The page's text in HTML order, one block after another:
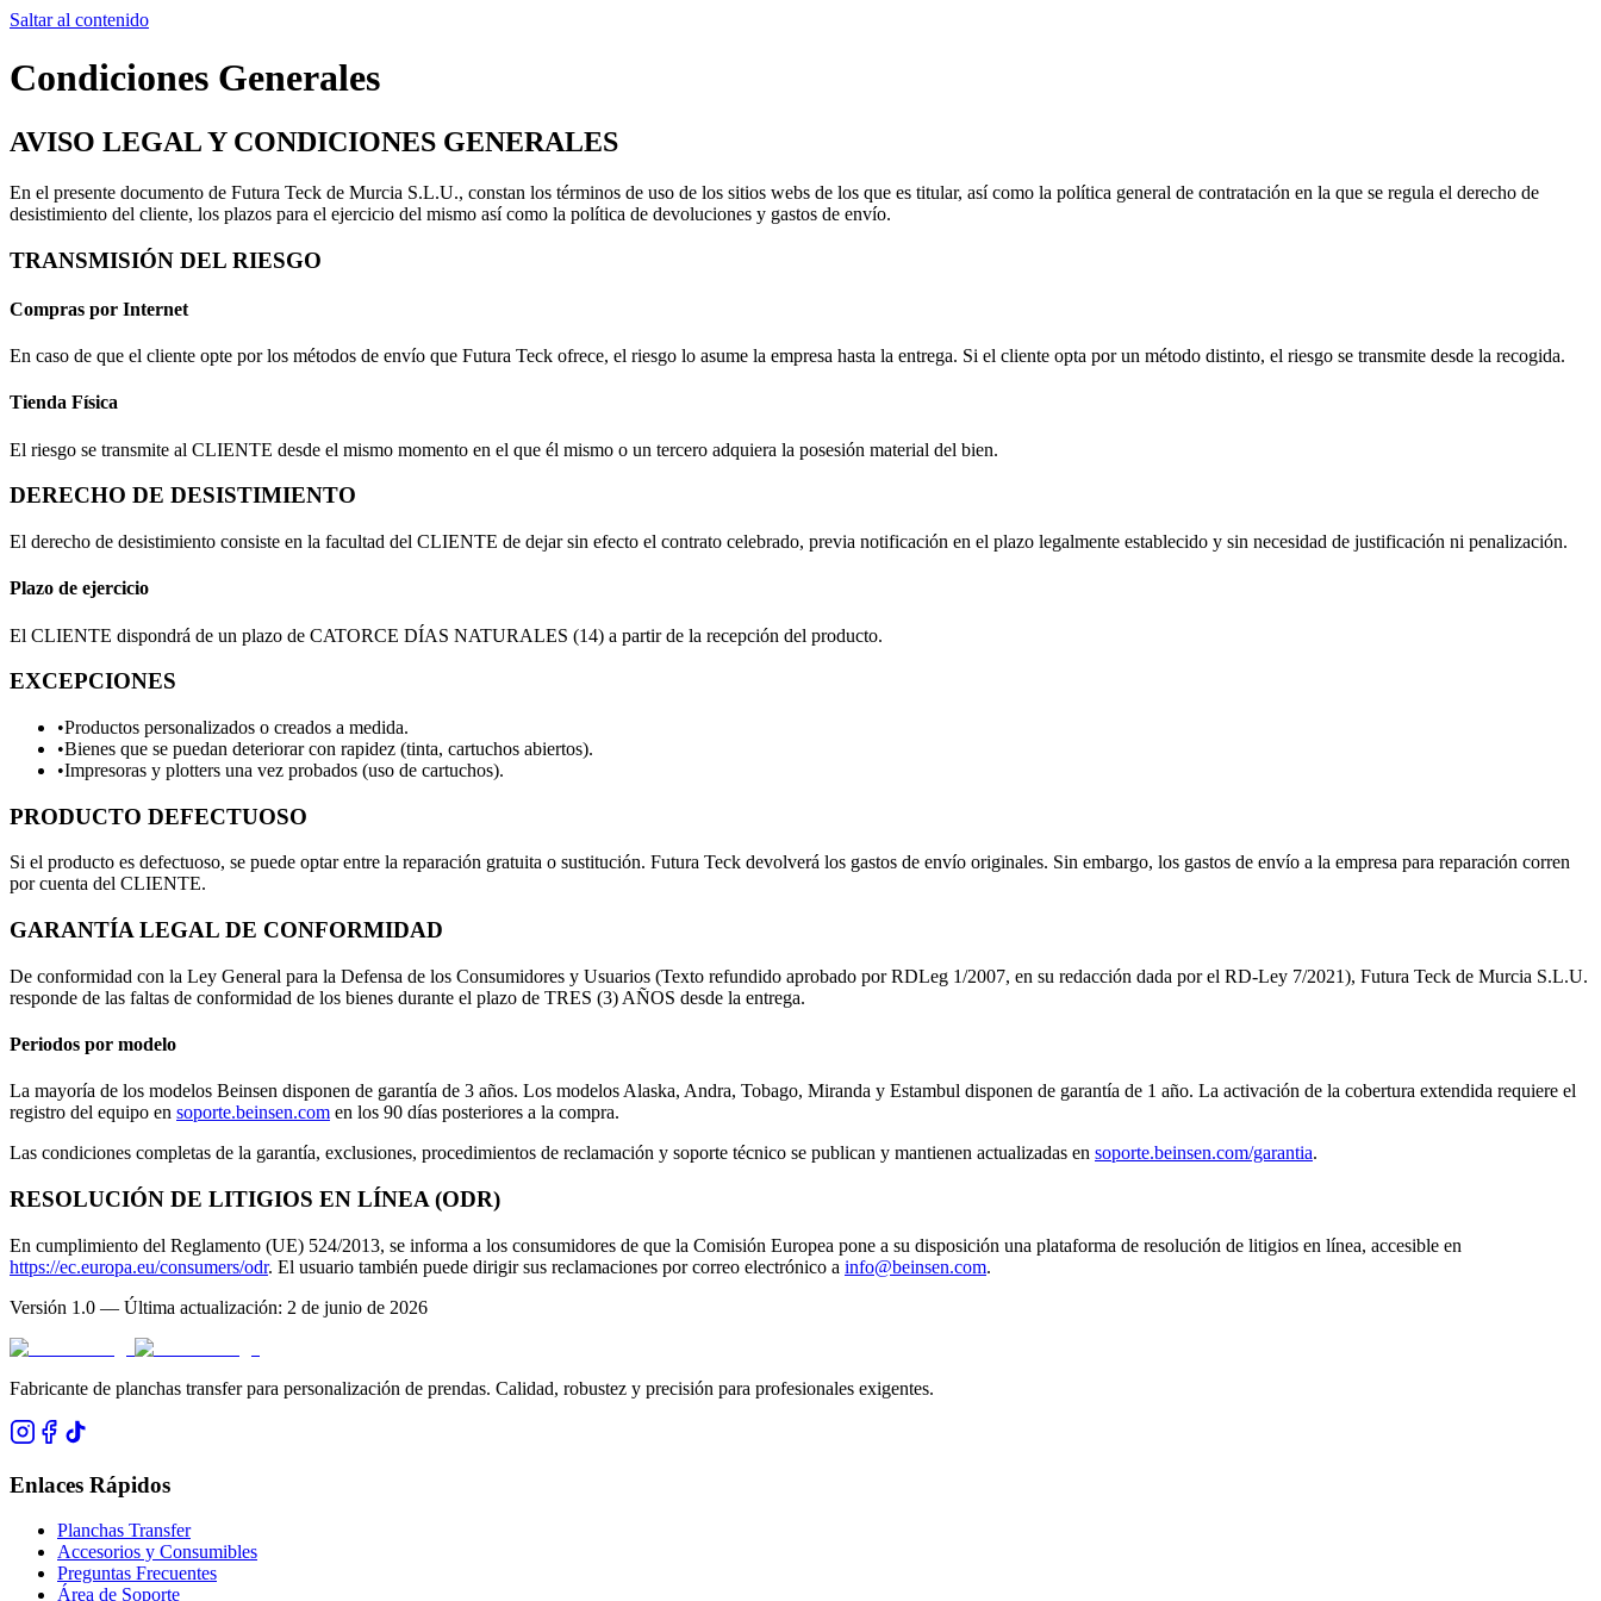
Saltar al contenido
Condiciones Generales
AVISO LEGAL Y CONDICIONES GENERALES
En el presente documento de Futura Teck de Murcia S.L.U., constan los términos de uso de los sitios webs de los que es titular, así como la política general de contratación en la que se regula el derecho de
desistimiento del cliente, los plazos para el ejercicio del mismo así como la política de devoluciones y gastos de envío.
TRANSMISIÓN DEL RIESGO
Compras por Internet
En caso de que el cliente opte por los métodos de envío que Futura Teck ofrece, el riesgo lo asume la empresa hasta la entrega. Si el cliente opta por un método distinto, el riesgo se transmite desde la recogida.
Tienda Física
El riesgo se transmite al CLIENTE desde el mismo momento en el que él mismo o un tercero adquiera la posesión material del bien.
DERECHO DE DESISTIMIENTO
El derecho de desistimiento consiste en la facultad del CLIENTE de dejar sin efecto el contrato celebrado, previa notificación en el plazo legalmente establecido y sin necesidad de justificación ni penalización.
Plazo de ejercicio
El CLIENTE dispondrá de un plazo de CATORCE DÍAS NATURALES (14) a partir de la recepción del producto.
EXCEPCIONES
•Productos personalizados o creados a medida.
•Bienes que se puedan deteriorar con rapidez (tinta, cartuchos abiertos).
•Impresoras y plotters una vez probados (uso de cartuchos).
PRODUCTO DEFECTUOSO
Si el producto es defectuoso, se puede optar entre la reparación gratuita o sustitución. Futura Teck devolverá los gastos de envío originales. Sin embargo, los gastos de envío a la empresa para reparación corren
por cuenta del CLIENTE.
GARANTÍA LEGAL DE CONFORMIDAD
De conformidad con la Ley General para la Defensa de los Consumidores y Usuarios (Texto refundido aprobado por RDLeg 1/2007, en su redacción dada por el RD-Ley 7/2021), Futura Teck de Murcia S.L.U.
responde de las faltas de conformidad de los bienes durante el plazo de TRES (3) AÑOS desde la entrega.
Periodos por modelo
La mayoría de los modelos Beinsen disponen de garantía de 3 años. Los modelos Alaska, Andra, Tobago, Miranda y Estambul disponen de garantía de 1 año. La activación de la cobertura extendida requiere el
registro del equipo en soporte.beinsen.com en los 90 días posteriores a la compra.
Las condiciones completas de la garantía, exclusiones, procedimientos de reclamación y soporte técnico se publican y mantienen actualizadas en soporte.beinsen.com/garantia.
RESOLUCIÓN DE LITIGIOS EN LÍNEA (ODR)
En cumplimiento del Reglamento (UE) 524/2013, se informa a los consumidores de que la Comisión Europea pone a su disposición una plataforma de resolución de litigios en línea, accesible en
https://ec.europa.eu/consumers/odr. El usuario también puede dirigir sus reclamaciones por correo electrónico a info@beinsen.com.
Versión 1.0 — Última actualización: 2 de junio de 2026
Fabricante de planchas transfer para personalización de prendas. Calidad, robustez y precisión para profesionales exigentes.
Enlaces Rápidos
Planchas Transfer
Accesorios y Consumibles
Preguntas Frecuentes
Área de Soporte